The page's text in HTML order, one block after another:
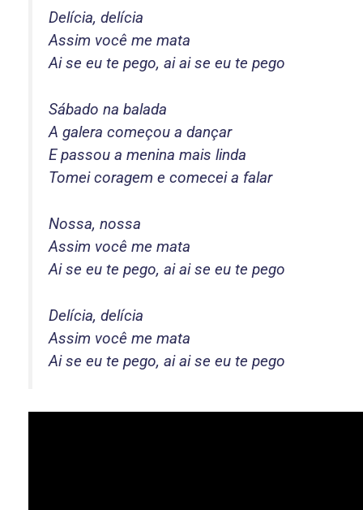
Delícia, delícia
Assim você me mata
Ai se eu te pego, ai ai se eu te pego
Sábado na balada
A galera começou a dançar
E passou a menina mais linda
Tomei coragem e comecei a falar
Nossa, nossa
Assim você me mata
Ai se eu te pego, ai ai se eu te pego
Delícia, delícia
Assim você me mata
Ai se eu te pego, ai ai se eu te pego